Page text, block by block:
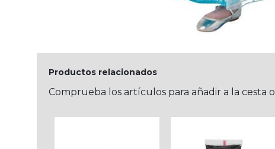
Productos relacionados
Comprueba los artículos para añadir a la cesta o